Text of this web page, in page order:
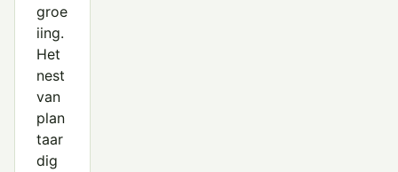
groe
iing.
Het
nest
van
plan
taar
dig